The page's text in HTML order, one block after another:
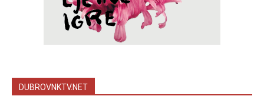
DUBROVNKTV.NET